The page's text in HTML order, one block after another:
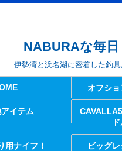
NABURAな毎日
伊勢湾と浜名湖に密着した釣具
オフシ
イテム
用ナイフ！ ビッグ